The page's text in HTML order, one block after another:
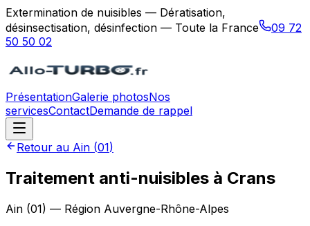
Extermination de nuisibles — Dératisation,
désinsectisation, désinfection — Toute la France
09 72
50 50 02
PrésentationGalerie photosNos
servicesContactDemande de rappel
Retour au Ain (01)
Traitement anti-nuisibles à Crans
Ain (01) — Région Auvergne-Rhône-Alpes